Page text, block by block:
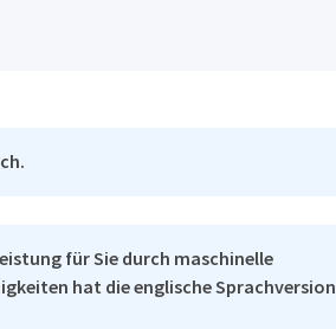
für Sie durch maschinelle
hat die englische Sprachversion